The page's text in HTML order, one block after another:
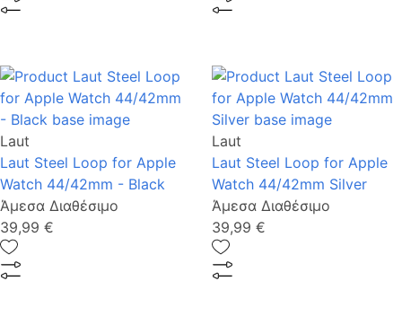
Laut
Laut Steel Loop for Apple
Watch 44/42mm - Black
Άμεσα Διαθέσιμο
39,99 €
Laut
Laut Steel Loop for Apple
Watch 44/42mm Silver
Άμεσα Διαθέσιμο
39,99 €